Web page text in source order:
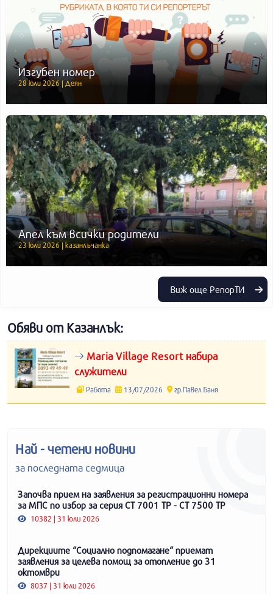
Изгубен номер
28 юли 2026 | Деян
Апел към всички родители
23 юли 2026 | казанлъчанка
Виж още РепорТИ
Обяви от Казанлък:
Maria Village Resort набира
служители
Работа 13/07/2026 гр.Павел Баня
Най - четени новини
за последната седмица
Започва прием на заявления за регистрационни номера
за МПС по избор за серия СТ 7001 ТР - СТ 7500 ТР
10382 | 31 юли 2026
Дирекциите “Социално подпомагане“ приемат
заявления за целева помощ за отопление до 31
октомври
8037 | 31 юли 2026